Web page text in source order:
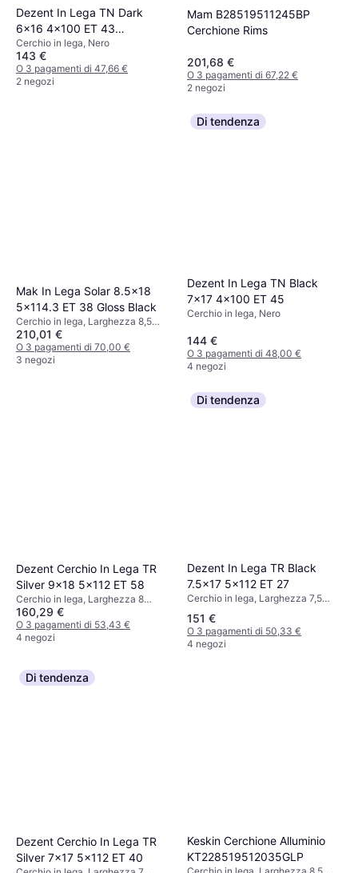
Dezent In Lega TN Dark
6x16 4x100 ET 43
Black/Polished
Cerchio in lega, Nero
143 €
O 3 pagamenti di 47,66 €
2 negozi
Mam B28519511245BP
Cerchione Rims
201,68 €
O 3 pagamenti di 67,22 €
2 negozi
Mak In Lega Solar 8.5x18
5x114.3 ET 38 Gloss Black
Cerchio in lega, Larghezza 8,5
pollici, Diametro 18 pollici, Nero
210,01 €
O 3 pagamenti di 70,00 €
3 negozi
Di tendenza
Dezent In Lega TN Black
7x17 4x100 ET 45
Cerchio in lega, Nero
144 €
O 3 pagamenti di 48,00 €
4 negozi
Dezent Cerchio In Lega TR
Silver 9x18 5x112 ET 58
Cerchio in lega, Larghezza 8
pollici, Diametro 18 pollici, Argento
160,29 €
O 3 pagamenti di 53,43 €
4 negozi
Di tendenza
Dezent In Lega TR Black
7.5x17 5x112 ET 27
Cerchio in lega, Larghezza 7,5
pollici, Diametro 17 pollici, Nero
151 €
O 3 pagamenti di 50,33 €
4 negozi
Di tendenza
Dezent Cerchio In Lega TR
Silver 7x17 5x112 ET 40
Keskin Cerchione Alluminio
KT228519512035GLP